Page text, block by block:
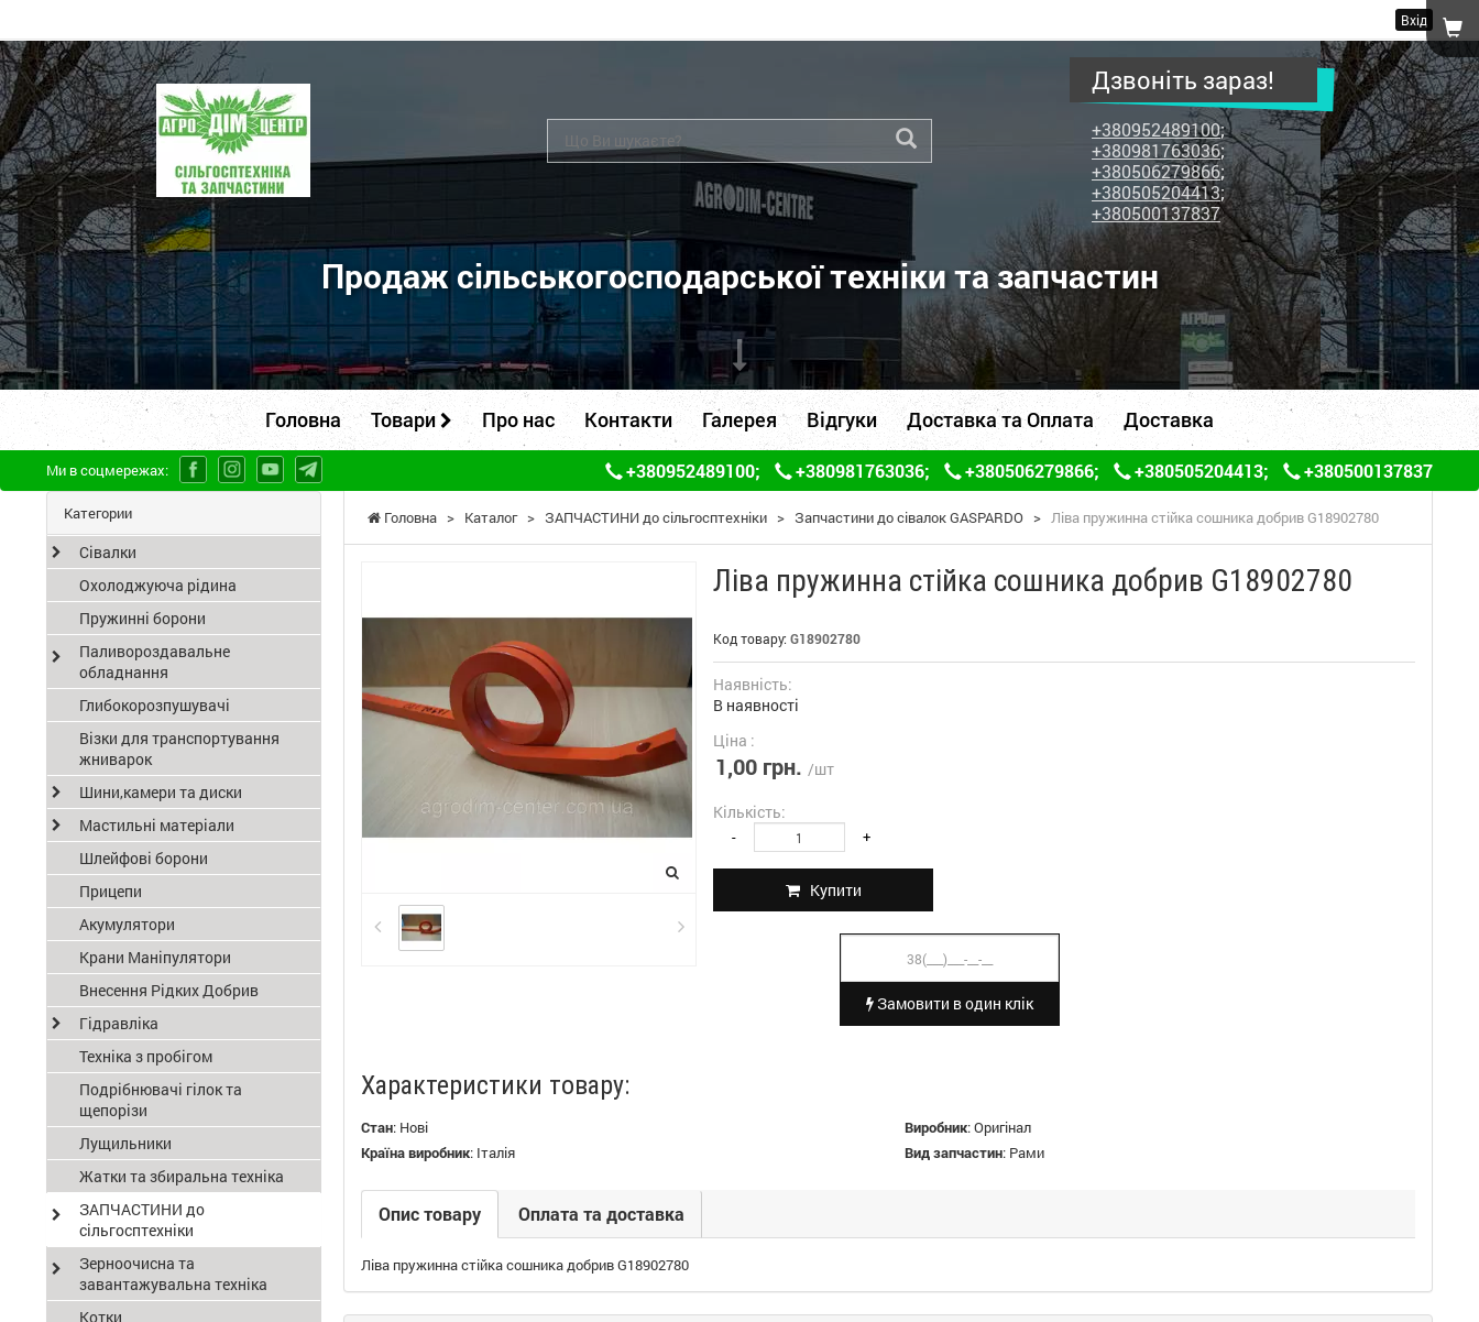
Вхід
ПП
"Агродім-
центр"
-
продаж
сільськогосподарської
техніки
та
запчастин
Дзвоніть зараз!
+380952489100;
+380981763036;
+380506279866;
+380505204413;
+380500137837
Продаж сільськогосподарської техніки та запчастин
Головна Товари Про нас Контакти Галерея Відгуки Доставка та Оплата Доставка
Ми в соцмережах: +380952489100; +380981763036; +380506279866; +380505204413; +380500137837
Головна > Каталог > ЗАПЧАСТИНИ до сільгосптехніки > Запчастини до сівалок GASPARDO > Ліва пружинна стійка сошника добрив G18902780
Ліва пружинна стійка сошника добрив G18902780
Код товару: G18902780
Наявність:
В наявності
Ціна :
1,00 грн. /шт
Кількість:
- +
Купити
Замовити в один клік
Характеристики товару:
Стан: Нові Виробник:Оригінал
Країна виробник: Італія Вид запчастин: Рами
Опис товару Оплата та доставка
Ліва пружинна стійка сошника добрив G18902780
Категории
Сівалки
Охолоджуюча рідина
Пружинні борони
Паливороздавальне
обладнання
Глибокорозпушувачі
Візки для транспортування
жниварок
Шини,камери та диски
Мастильні матеріали
Шлейфові борони
Прицепи
Акумулятори
Крани Маніпулятори
Внесення Рідких Добрив
Гідравліка
Техніка з пробігом
Подрібнювачі гілок та
щепорізи
Лущильники
Жатки та збиральна техніка
ЗАПЧАСТИНИ до
сільгосптехніки
Зерноочисна та
завантажувальна техніка
Котки